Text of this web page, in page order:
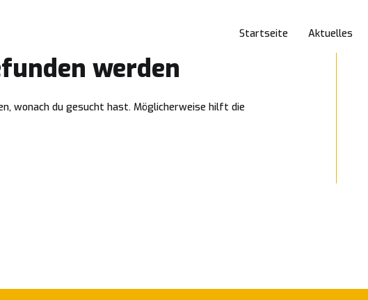
Startseite Aktuelles
werden
wonach du gesucht hast. Möglicherweise hilft die